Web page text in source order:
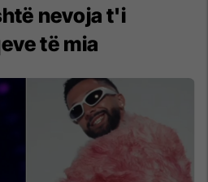
nevoja t'i
të mia